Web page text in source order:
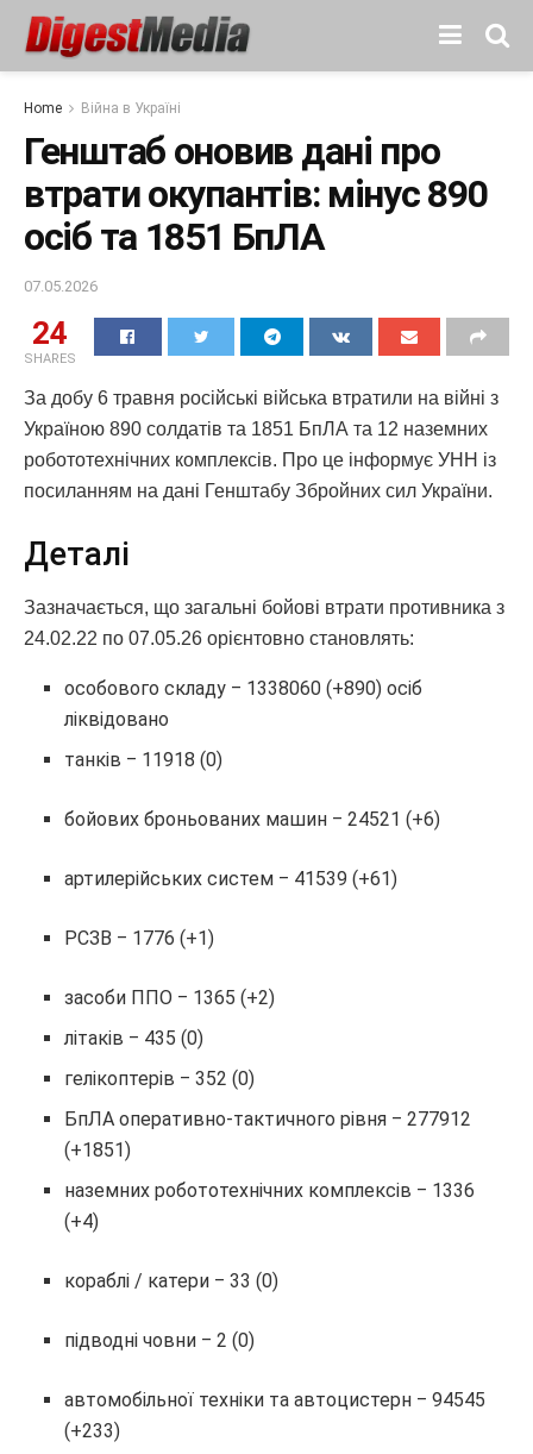
Home Війна в Україні
Генштаб оновив дані про
втрати окупантів: мінус 890
осіб та 1851 БпЛА
07.05.2026
24
SHARES
За добу 6 травня російські війська втратили на війні з
Україною 890 солдатів та 1851 БпЛА та 12 наземних
робототехнічних комплексів. Про це інформує УНН із
посиланням на дані Генштабу Збройних сил України.
Деталі
Зазначається, що загальні бойові втрати противника з
24.02.22 по 07.05.26 орієнтовно становлять:
особового складу ‒ 1338060 (+890) осіб
ліквідовано
танків ‒ 11918 (0)
бойових броньованих машин ‒ 24521 (+6)
артилерійських систем ‒ 41539 (+61)
РСЗВ ‒ 1776 (+1)
засоби ППО ‒ 1365 (+2)
літаків ‒ 435 (0)
гелікоптерів ‒ 352 (0)
БпЛА оперативно-тактичного рівня ‒ 277912
(+1851)
наземних робототехнічних комплексів ‒ 1336
(+4)
кораблі / катери ‒ 33 (0)
підводні човни ‒ 2 (0)
автомобільної техніки та автоцистерн ‒ 94545
(+233)